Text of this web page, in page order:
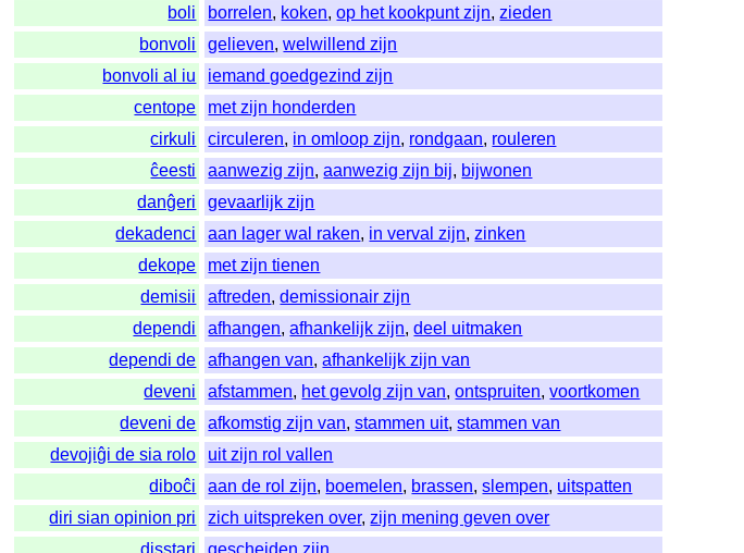
boli
borrelen, koken,op het kookpunt zijn,zieden
bonvoli
gelieven,welwillend zijn
bonvoli al iu
iemand goedgezind zijn
centope
met zijn honderden
cirkuli
circuleren, in omloop zijn, rondgaan, rouleren
ĉeesti
aanwezig zijn,aanwezig zijn bij, bijwonen
danĝeri
gevaarlijk zijn
dekadenci
aan lager wal raken, in verval zijn,zinken
dekope
met zijn tienen
demisii
aftreden,demissionair zijn
dependi
afhangen,afhankelijk zijn,deel uitmaken
dependi de
afhangen van,afhankelijk zijn van
deveni
afstammen, het gevolg zijn van,ontspruiten,voortkomen
deveni de
afkomstig zijn van,stammen uit,stammen van
devojiĝi de sia rolo
uit zijn rol vallen
diboĉi
aan de rol zijn, boemelen, brassen,slempen, uitspatten
diri sian opinion pri
zich uitspreken over,zijn mening geven over